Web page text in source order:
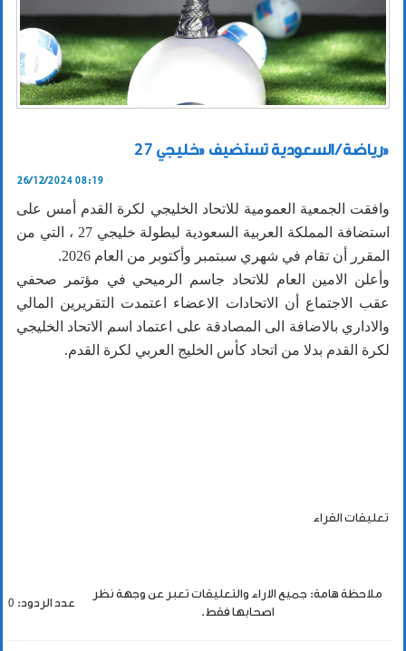
رياضة / السعودية تستضيف «خليجي 27»
26/12/2024 08:19
وافقت الجمعية العمومية للاتحاد الخليجي لكرة القدم أمس على
استضافة المملكة العربية السعودية لبطولة خليجي 27 ، التي من
المقرر أن تقام في شهري سبتمبر وأكتوبر من العام 2026.
وأعلن الامين العام للاتحاد جاسم الرميحي في مؤتمر صحفي
عقب الاجتماع أن الاتحادات الاعضاء اعتمدت التقريرين المالي
والاداري بالاضافة الى المصادقة على اعتماد اسم الاتحاد الخليجي
لكرة القدم بدلا من اتحاد كأس الخليج العربي لكرة القدم.
تعليقات القراء
ملاحظة هامة: جميع الاراء والتعليقات تعبر عن وجهة نظر
اصحابها فقط.
عدد الردود: 0